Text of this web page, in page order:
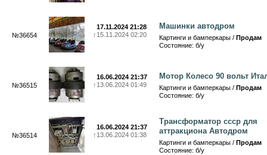
№36654
17.11.2024 21:28
↑ 15.11.2024 02:20
Машинки автодром
Картинги и бамперкары / Продам
Состояние: б/у
№36515
16.06.2024 21:37
↑ 13.06.2024 01:49
Мотор Колесо 90 вольт
Картинги и бамперкары / Продам
Состояние: б/у
№36514
16.06.2024 21:37
↑ 13.06.2024 01:38
Трансформатор ссср для
аттракциона Автодром
Картинги и бамперкары / Продам
Состояние: б/у